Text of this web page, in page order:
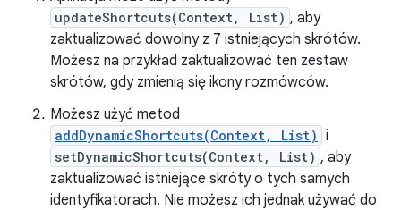
updateShortcuts(Context, List) , aby
zaktualizować dowolny z 7 istniejących skrótów.
Możesz na przykład zaktualizować ten zestaw
skrótów, gdy zmienią się ikony rozmówców.
Możesz użyć metod
addDynamicShortcuts(Context, List) i
setDynamicShortcuts(Context, List) , aby
zaktualizować istniejące skróty o tych samych
identyfikatorach. Nie możesz ich jednak używać do